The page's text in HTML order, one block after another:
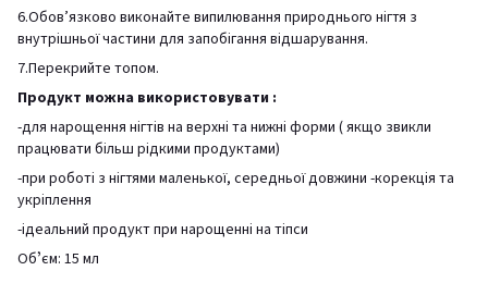
6.Обов’язково виконайте випилювання природнього нігтя з
внутрішньої частини для запобігання відшарування.
7.Перекрийте топом.
Продукт можна використовувати :
-для нарощення нігтів на верхні та нижні форми ( якщо звикли
працювати більш рідкими продуктами)
-при роботі з нігтями маленької, середньої довжини -корекція та
укріплення
-ідеальний продукт при нарощенні на тіпси
Обʼєм: 15 мл